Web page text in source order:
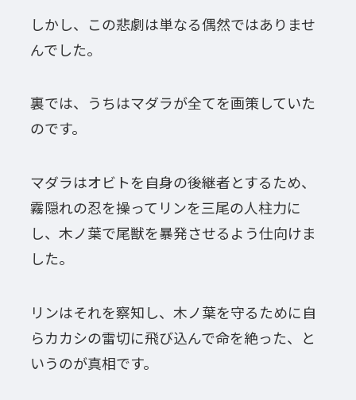
しかし、この悲劇は単なる偶然ではありませ
んでした。
裏では、うちはマダラが全てを画策していた
のです。
マダラはオビトを自身の後継者とするため、
霧隠れの忍を操ってリンを三尾の人柱力に
し、木ノ葉で尾獣を暴発させるよう仕向けま
した。
リンはそれを察知し、木ノ葉を守るために自
らカカシの雷切に飛び込んで命を絶った、と
いうのが真相です。